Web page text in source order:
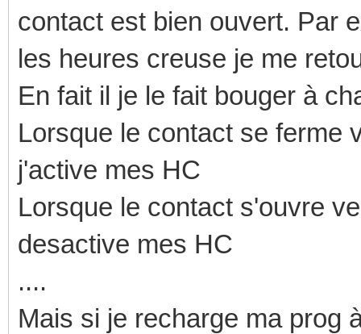
contact est bien ouvert. Par
les heures creuse je me
En fait il je le fait bouger à
Lorsque le contact se ferme
j'active mes HC
Lorsque le contact s'ouvre
desactive mes HC
....
Mais si je recharge ma prog